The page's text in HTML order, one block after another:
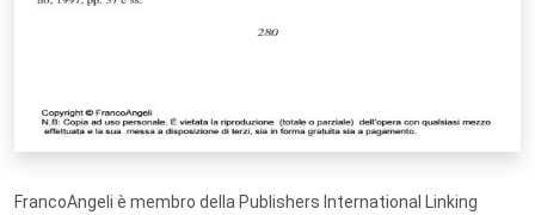
FrancoAngeli è membro della Publishers International Linking